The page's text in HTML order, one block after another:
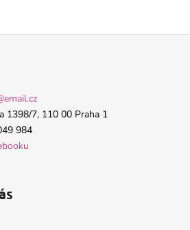
email.cz
1398/7, 110 00 Praha 1
984